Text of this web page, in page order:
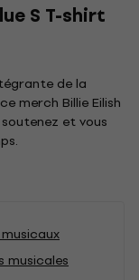
S T-shirt
de la
merch Billie Eilish
et vous
musicales